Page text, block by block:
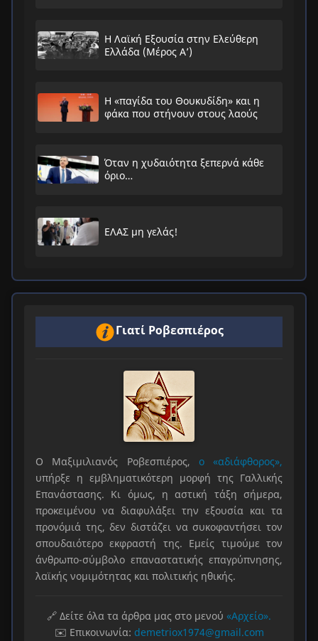
Η Λαϊκή Εξουσία στην Ελεύθερη
Ελλάδα (Μέρος Α’)
Η «παγίδα του Θουκυδίδη» και η
φάκα που στήνουν στους λαούς
Όταν η χυδαιότητα ξεπερνά κάθε
όριο…
ΕΛΑΣ μη γελάς!
Γιατί Ροβεσπιέρος
Ο Μαξιμιλιανός Ροβεσπιέρος, ο «αδιάφθορος»,
υπήρξε η εμβληματικότερη μορφή της Γαλλικής
Επανάστασης. Κι όμως, η αστική τάξη σήμερα,
προκειμένου να διαφυλάξει την εξουσία και τα
προνόμιά της, δεν διστάζει να συκοφαντήσει τον
σπουδαιότερο εκφραστή της. Εμείς τιμούμε τον
άνθρωπο-σύμβολο επαναστατικής επαγρύπνησης,
λαϊκής νομιμότητας και πολιτικής ηθικής.
🔗 Δείτε όλα τα άρθρα μας στο μενού «Αρχείο».
✉️ Επικοινωνία: demetriox1974@gmail.com